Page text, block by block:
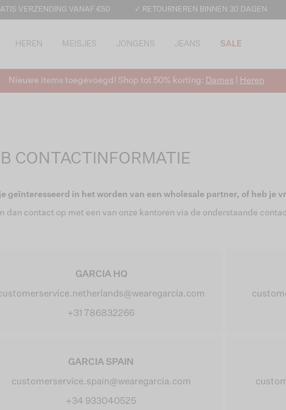
VERZENDING VANAF €50 ✓ RETOURNEREN BINNEN 30 DAGEN
HEREN MEISJES JONGENS JEANS SALE
Nieuwe items toegevoegd! Shop tot 50% korting: Dames Heren
CONTACTINFORMATIE
geïnteresseerd in het worden van een wholesale partner, of heb je
dan contact op met een van onze kantoren via de onderstaande
GARCIA HQ
+31 786832266
GARCIA SPAIN
customerservice.spain@wearegarcia.com
+34 933040525